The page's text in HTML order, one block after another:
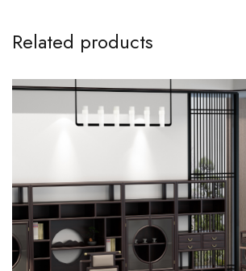
Related products